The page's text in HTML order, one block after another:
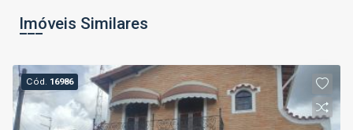
Imóveis Similares
Cód. 16986